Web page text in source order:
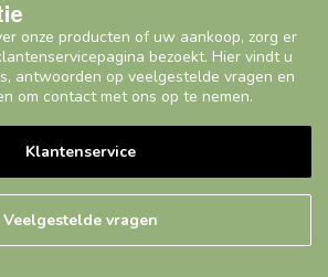
onze producten of uw aankoop, zorg er
bezoekt. Hier vindt u
antwoorden op veelgestelde vragen en
om contact met ons op te nemen.
Klantenservice
Veelgestelde vragen